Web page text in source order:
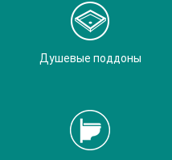
Душевые поддоны